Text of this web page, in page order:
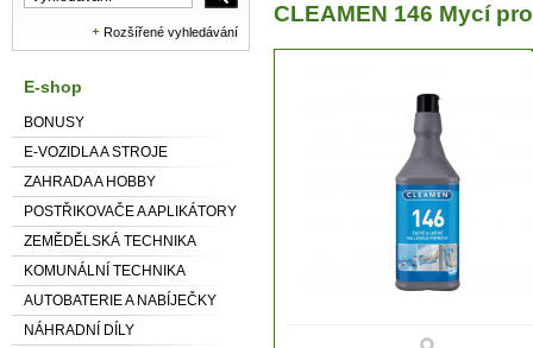
Rozšířené vyhledávání
E-shop
BONUSY
E-VOZIDLA A STROJE
ZAHRADA A HOBBY
POSTŘIKOVAČE A APLIKÁTORY
ZEMĚDĚLSKÁ TECHNIKA
KOMUNÁLNÍ TECHNIKA
AUTOBATERIE A NABÍJEČKY
NÁHRADNÍ DÍLY
CLEAMEN 146 Mycí